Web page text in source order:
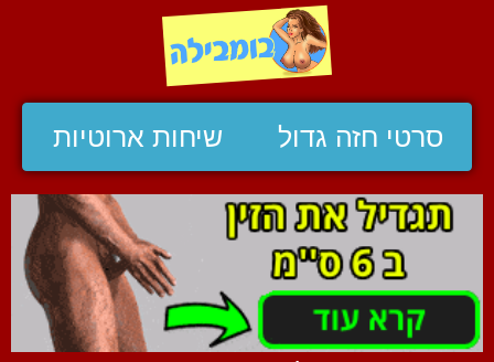
סרטי חזה גדול שיחות ארוטיות